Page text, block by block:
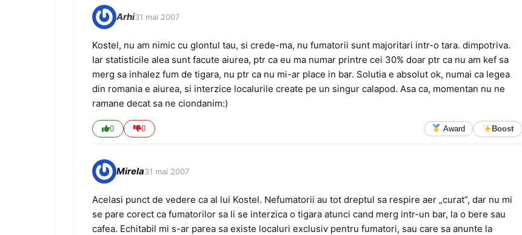
Arhi31 mai 2007
Kostel, nu am nimic cu glontul tau, si crede-ma, nu fumatorii sunt majoritari intr-o tara. dimpotriva.
Iar statisticile alea sunt facute aiurea, ptr ca eu ma numar printre cei 30% doar ptr ca nu am kef sa
merg sa inhalez fum de tigara, nu ptr ca nu mi-ar place in bar. Solutia e absolut ok, numai ca legea
din romania e aiurea, si interzice localurile create pe un singur calapod. Asa ca, momentan nu ne
ramane decat sa ne ciondanim:)
0 0 Award Boost
Mirela31 mai 2007
Acelasi punct de vedere ca al lui Kostel. Nefumatorii au tot dreptul sa respire aer „curat”, dar nu mi
se pare corect ca fumatorilor sa li se interzica o tigara atunci cand merg intr-un bar, la o bere sau
cafea. Echitabil mi s-ar parea sa existe localuri exclusiv pentru fumatori, sau care sa anunte la